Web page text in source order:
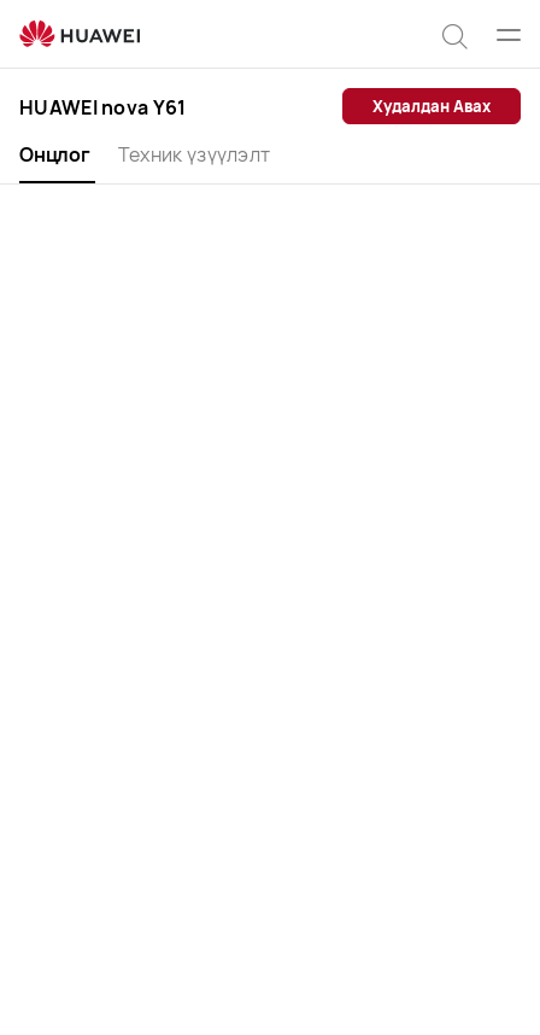
HUAWEI
nova
Y61
Хайлт
Цэс
нээх
HUAWEI nova Y61
Онцлог
Техник үзүүлэлт
Худалдан Авах